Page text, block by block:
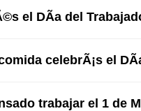
el DÃ­a del
celebrÃ¡s el
trabajar el 1 de